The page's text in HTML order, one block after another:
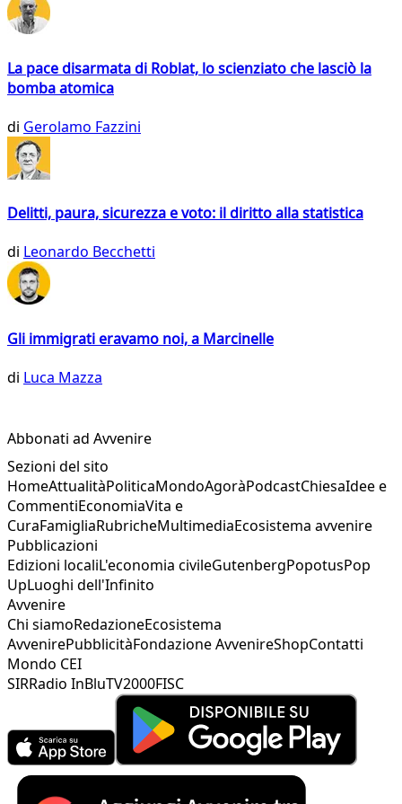
La pace disarmata di Roblat, lo scienziato che lasciò la
bomba atomica
di Gerolamo Fazzini
Delitti, paura, sicurezza e voto: il diritto alla statistica
di Leonardo Becchetti
Gli immigrati eravamo noi, a Marcinelle
di Luca Mazza
Abbonati ad Avvenire
Sezioni del sito
HomeAttualitàPoliticaMondoAgoràPodcastChiesaIdee e
CommentiEconomiaVita e
CuraFamigliaRubricheMultimediaEcosistema avvenire
Pubblicazioni
Edizioni localiL'economia civileGutenbergPopotusPop
UpLuoghi dell'Infinito
Avvenire
Chi siamoRedazioneEcosistema
AvvenirePubblicitàFondazione AvvenireShopContatti
Mondo CEI
SIRRadio InBluTV2000FISC